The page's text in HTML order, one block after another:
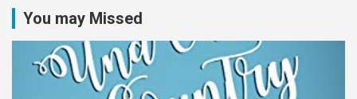
You may Missed